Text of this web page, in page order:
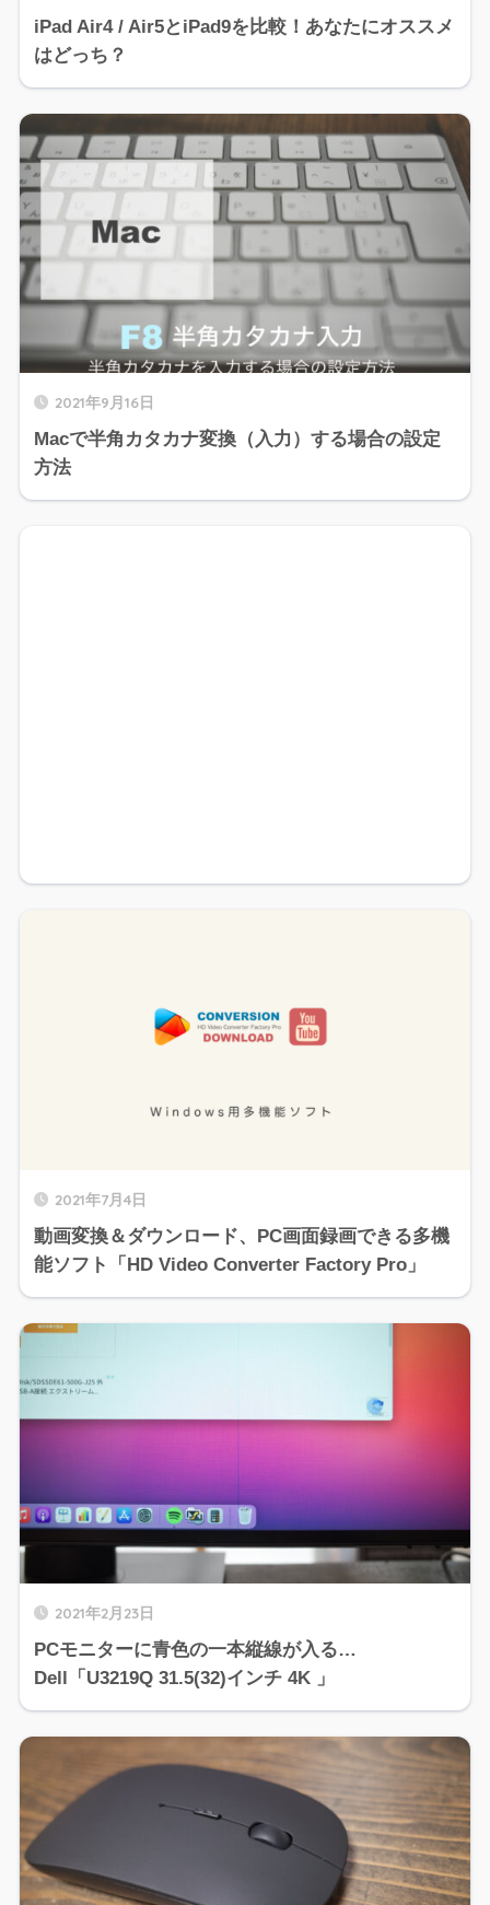
iPad Air4 / Air5とiPad9を比較！あなたにオススメ
はどっち？
2021年9月16日
Macで半角カタカナ変換（入力）する場合の設定
方法
2021年7月4日
動画変換＆ダウンロード、PC画面録画できる多機
能ソフト「HD Video Converter Factory Pro」
2021年2月23日
PCモニターに青色の一本縦線が入る…
Dell「U3219Q 31.5(32)インチ 4K 」